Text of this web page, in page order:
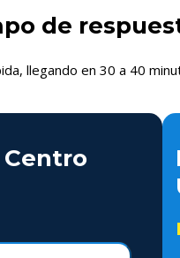
de
llegando en 30 a 40